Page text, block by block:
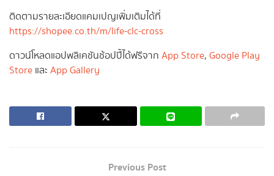
ติดตามรายละเอียดแคมเปญเพิ่มเติมได้ที่
https://shopee.co.th/m/life-clc-cross
ดาวน์โหลดแอปพลิเคชันช้อปปี้ได้ฟรีจาก App Store, Google Play
Store และ App Gallery
Previous Post